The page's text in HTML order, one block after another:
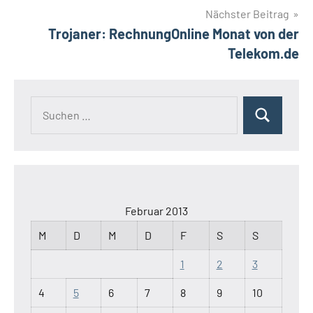
Nächster Beitrag
Trojaner: RechnungOnline Monat von der
Telekom.de
Suchen
Februar 2013
M
D M D F S S
1 2 3
4 5 6 7 8 9 10